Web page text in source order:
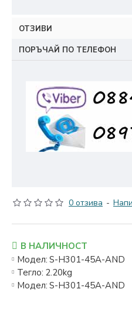
ОТЗИВИ
ПОРЪЧАЙ ПО ТЕЛЕФОН
0 отзива -
В НАЛИЧНОСТ
Модел: S-H301-45A-AND
Тегло: 2.20kg
Модел: S-H301-45A-AND